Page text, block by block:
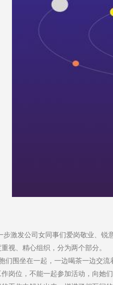
发公司女同事们爱岗敬业、锐
视、精心组织，分为两个部分。
坐在一起，一边喝茶一边交流
岗位，不能一起参加活动，向她